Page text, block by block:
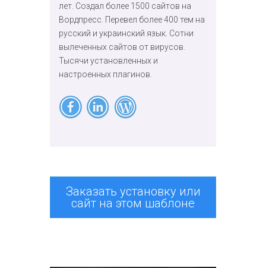
лет. Создал более 1500 сайтов на
Вордпресс. Перевел более 400 тем на
русский и украинский язык. Сотни
вылеченных сайтов от вирусов.
Тысячи установленных и
настроенных плагинов.
Заказать установку или
сайт на этом шаблоне